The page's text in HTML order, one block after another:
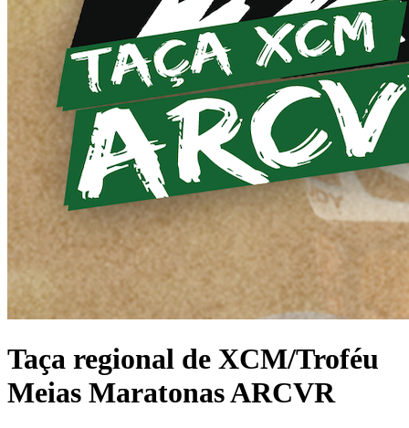
Taça regional de XCM/Troféu
Meias Maratonas ARCVR